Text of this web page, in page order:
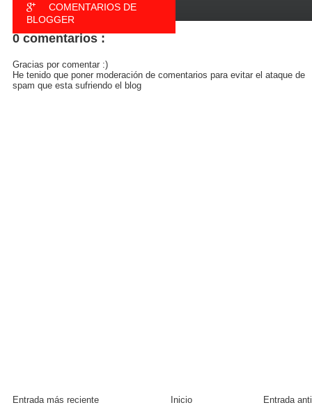
COMENTARIOS DE
BLOGGER
FACEBOOK
0 comentarios :
Gracias por comentar :)
He tenido que poner moderación de comentarios para evitar el ataque de
spam que esta sufriendo el blog
Entrada más reciente Entrada
Inicio